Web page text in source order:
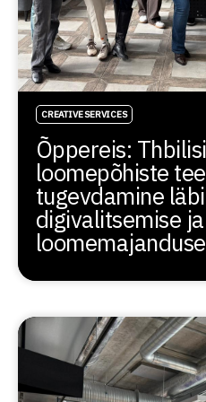
CREATIVE SERVICES
Õppereis:
loomepõhiste
tugevdamine
digivalitsemise ja